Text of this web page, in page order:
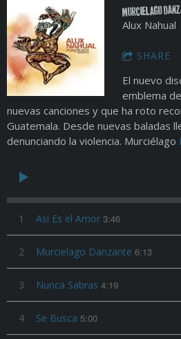
Murcielago
Alux Nahual
SHARE
El nuevo
emblema
nuevas canciones y que ha roto
Guatemala. Desde nuevas baladas
denunciando la violencia. Murciélago
1 Asi Es el Amor 3:46
2 Murcielago Danzante 6:13
3 Nunca Sabras 4:19
4 Se Busca 5:00